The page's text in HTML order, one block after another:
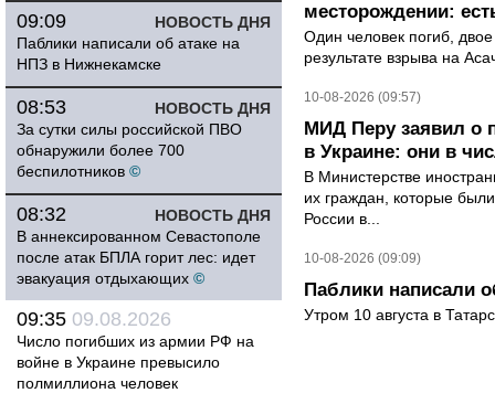
НОВОСТЬ ДНЯ
09:09
Паблики написали об атаке на
НПЗ в Нижнекамске
НОВОСТЬ ДНЯ
08:53
За сутки силы российской ПВО
обнаружили более 700
беспилотников ©
НОВОСТЬ ДНЯ
08:32
В аннексированном Севастополе
после атак БПЛА горит лес: идет
эвакуация отдыхающих ©
09:35 09.08.2026
Число погибших из армии РФ на
войне в Украине превысило
полмиллиона человек
месторождении:
Один человек погиб,
результате взрыва на
10-08-2026 (09:57)
МИД Перу заявил о
в Украине: они в
В Министерстве
их граждан, которые
России в...
10-08-2026 (09:09)
Паблики написали
Утром 10 августа в